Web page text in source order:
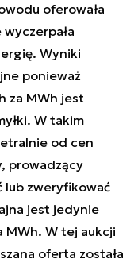
oferowała
Wyniki
ponieważ
za MWh jest
W takim
od cen
prowadzący
lub zweryfikować
jest jedynie
MWh. W tej aukcji
oferta została